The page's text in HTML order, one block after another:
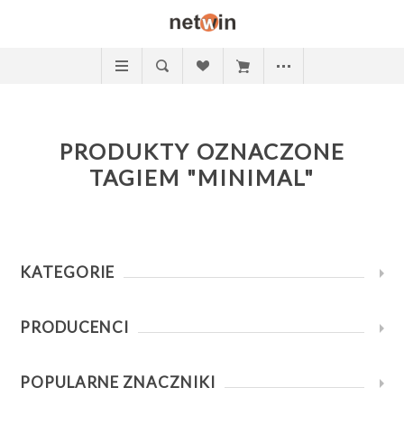
PRODUKTY OZNACZONE
TAGIEM "MINIMAL"
KATEGORIE
PRODUCENCI
POPULARNE ZNACZNIKI